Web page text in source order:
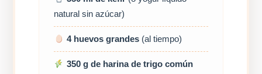
natural sin azúcar)
4 huevos grandes(al tiempo)
350 g de harina de trigo común